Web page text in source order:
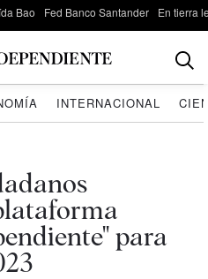
Bao Fed Banco Santander En tierra
INTERNACIONAL
para